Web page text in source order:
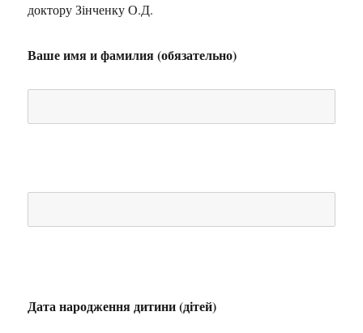
доктору Зінченку О.Д.
Ваше имя и фамилия (обязательно)
Дата народження дитини (дітей)